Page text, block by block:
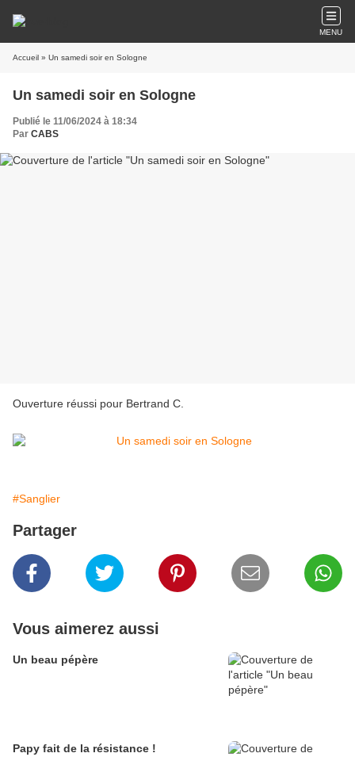
MENU
Accueil » Un samedi soir en Sologne
Un samedi soir en Sologne
Publié le 11/06/2024 à 18:34
Par CABS
Ouverture réussi pour Bertrand C.
#Sanglier
Partager
Vous aimerez aussi
Un beau pépère
Papy fait de la résistance !